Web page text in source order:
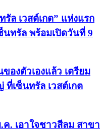
ล เวสต์เกต” แห่งแรก
ทรัล พร้อมเปิดวันที่ 9
องตัวเองแล้ว เตรียม
เซ็นทรัล เวสต์เกต
. เอาใจชาวสีลม สาขา